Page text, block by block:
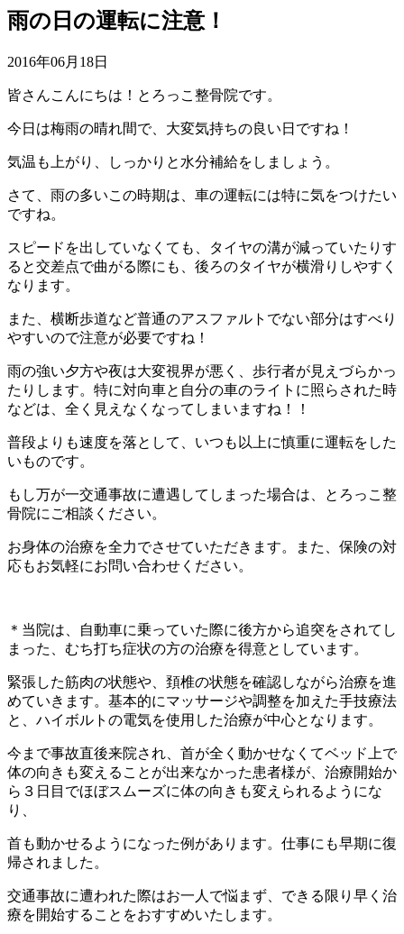
雨の日の運転に注意！
2016年06月18日
皆さんこんにちは！とろっこ整骨院です。
今日は梅雨の晴れ間で、大変気持ちの良い日ですね！
気温も上がり、しっかりと水分補給をしましょう。
さて、雨の多いこの時期は、車の運転には特に気をつけたい
ですね。
スピードを出していなくても、タイヤの溝が減っていたりす
ると交差点で曲がる際にも、後ろのタイヤが横滑りしやすく
なります。
また、横断歩道など普通のアスファルトでない部分はすべり
やすいので注意が必要ですね！
雨の強い夕方や夜は大変視界が悪く、歩行者が見えづらかっ
たりします。特に対向車と自分の車のライトに照らされた時
などは、全く見えなくなってしまいますね！！
普段よりも速度を落として、いつも以上に慎重に運転をした
いものです。
もし万が一交通事故に遭遇してしまった場合は、とろっこ整
骨院にご相談ください。
お身体の治療を全力でさせていただきます。また、保険の対
応もお気軽にお問い合わせください。
＊当院は、自動車に乗っていた際に後方から追突をされてし
まった、むち打ち症状の方の治療を得意としています。
緊張した筋肉の状態や、頚椎の状態を確認しながら治療を進
めていきます。基本的にマッサージや調整を加えた手技療法
と、ハイボルトの電気を使用した治療が中心となります。
今まで事故直後来院され、首が全く動かせなくてベッド上で
体の向きも変えることが出来なかった患者様が、治療開始か
ら３日目でほぼスムーズに体の向きも変えられるようにな
り、
首も動かせるようになった例があります。仕事にも早期に復
帰されました。
交通事故に遭われた際はお一人で悩まず、できる限り早く治
療を開始することをおすすめいたします。